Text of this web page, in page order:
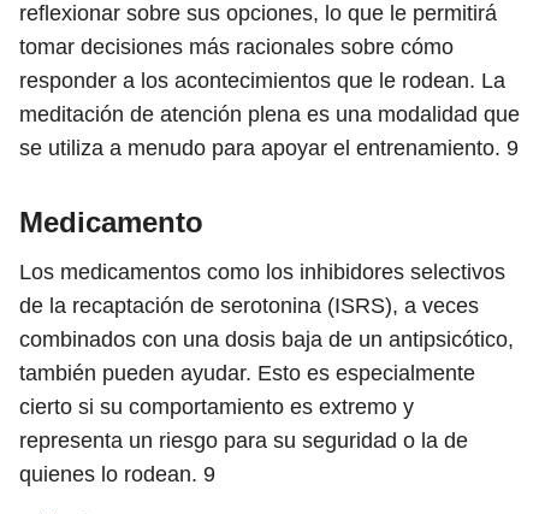
reflexionar sobre sus opciones, lo que le permitirá
tomar decisiones más racionales sobre cómo
responder a los acontecimientos que le rodean. La
meditación de atención plena es una modalidad que
se utiliza a menudo para apoyar el entrenamiento. 9
Medicamento
Los medicamentos como los inhibidores selectivos
de la recaptación de serotonina (ISRS), a veces
combinados con una dosis baja de un antipsicótico,
también pueden ayudar. Esto es especialmente
cierto si su comportamiento es extremo y
representa un riesgo para su seguridad o la de
quienes lo rodean. 9